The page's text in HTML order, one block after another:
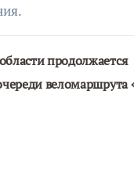
продолжается
веломаршрута